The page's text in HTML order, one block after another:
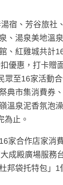
宿、芳谷旅社
、湯泉美地溫
、紅雞城共計
優惠，打卡贈
至16家活動
典市集消費券
溫泉泥香氛泡
為止。
家合作店家消
成殿廣場服務
邦袋托特包」1